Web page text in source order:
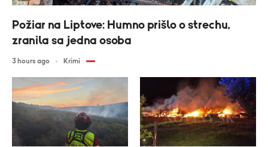
Požiar na Liptove: Humno prišlo o strechu,
zranila sa jedna osoba
3 hours ago Krimi